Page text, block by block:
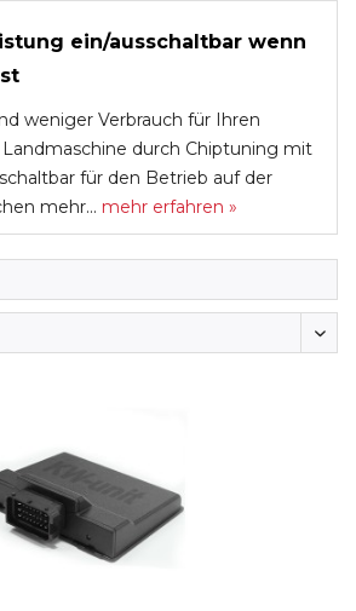
ein/ausschaltbar wenn
weniger Verbrauch für Ihren
durch Chiptuning mit
für den Betrieb auf der
mehr... mehr erfahren »